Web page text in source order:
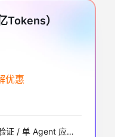
Tokens）
优惠
适合个人开发者 / 原型验证 / 单 Agent 应用 / 中小 RAG 问答等